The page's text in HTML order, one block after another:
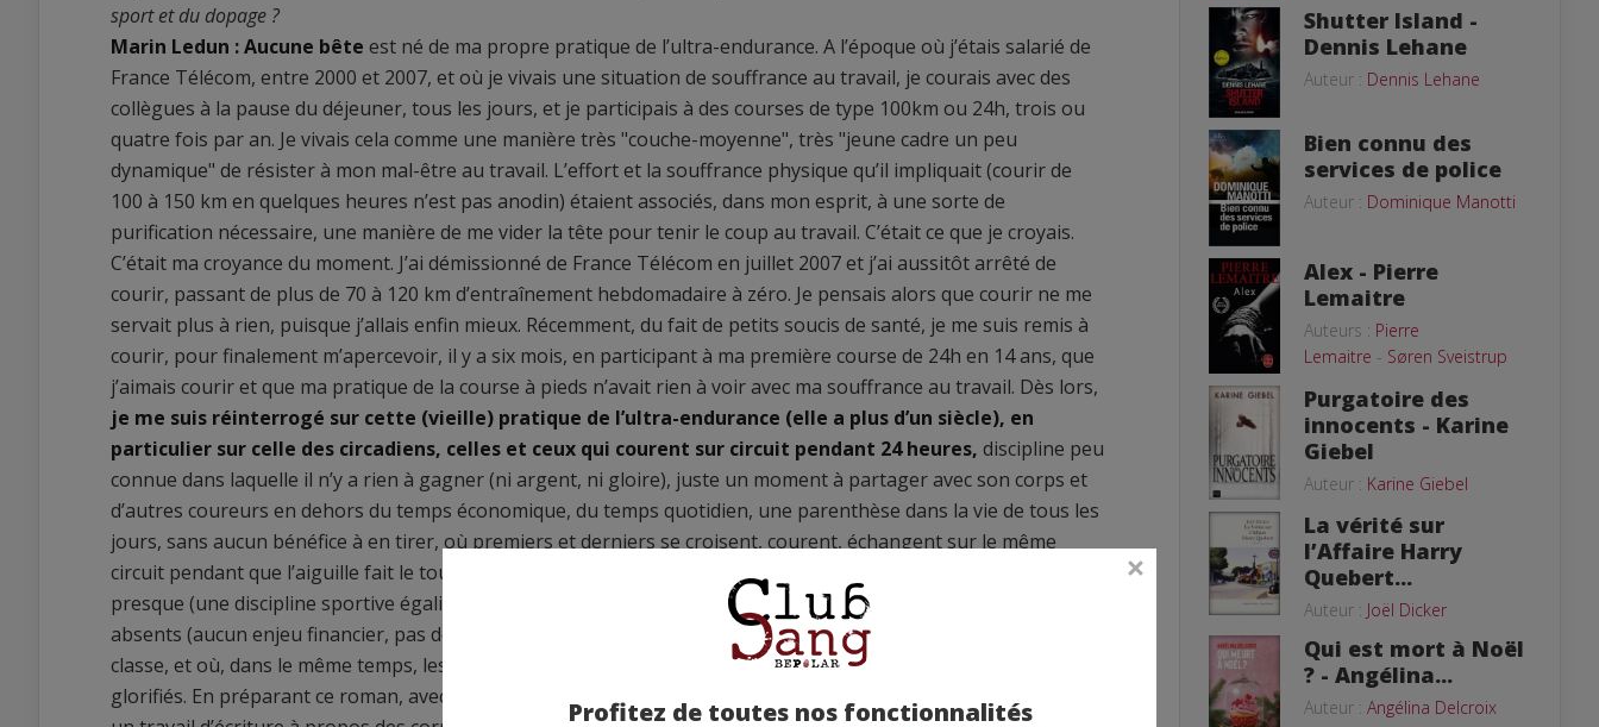
Profitez de toutes nos fonctionnalités
0
0
sport et du dopage ?
Marin Ledun :Aucune bête est né de ma propre pratique de l’ultra-endurance. A l’époque où j’étais salarié de
France Télécom, entre 2000 et 2007, et où je vivais une situation de souffrance au travail, je courais avec des
collègues à la pause du déjeuner, tous les jours, et je participais à des courses de type 100km ou 24h, trois ou
quatre fois par an. Je vivais cela comme une manière très "couche-moyenne", très "jeune cadre un peu
dynamique" de résister à mon mal-être au travail. L’effort et la souffrance physique qu’il impliquait (courir de
100 à 150 km en quelques heures n’est pas anodin) étaient associés, dans mon esprit, à une sorte de
purification nécessaire, une manière de me vider la tête pour tenir le coup au travail. C’était ce que je croyais.
C’était ma croyance du moment. J’ai démissionné de France Télécom en juillet 2007 et j’ai aussitôt arrêté de
courir, passant de plus de 70 à 120 km d’entraînement hebdomadaire à zéro. Je pensais alors que courir ne me
servait plus à rien, puisque j’allais enfin mieux. Récemment, du fait de petits soucis de santé, je me suis remis à
courir, pour finalement m’apercevoir, il y a six mois, en participant à ma première course de 24h en 14 ans, que
j’aimais courir et que ma pratique de la course à pieds n’avait rien à voir avec ma souffrance au travail. Dès lors,
je me suis réinterrogé sur cette (vieille) pratique de l’ultra-endurance (elle a plus d’un siècle), en
particulier sur celle des circadiens, celles et ceux qui courent sur circuit pendant 24 heures, discipline peu
connue dans laquelle il n’y a rien à gagner (ni argent, ni gloire), juste un moment à partager avec son corps et
d’autres coureurs en dehors du temps économique, du temps quotidien, une parenthèse dans la vie de tous les
jours, sans aucun bénéfice à en tirer, où premiers et derniers se croisent, courent, échangent sur le même
circuit pendant que l’aiguille fait le tour de l’horloge, où hommes et femmes ont des résultats similaires ou
presque (une discipline sportive égalitaire, ça existe), où les hurlements du monde marchand sont quasi
absents (aucun enjeu financier, pas de prime à l’arrivée), où la violence de l’effort efface les différences de
classe, et où, dans le même temps, les corps sont malmenés, éprouvés, usés, fatigués et finalement peu
glorifiés. En préparant ce roman, avec la complicité éditoriale de Marc Villard, je me suis finalement orienté sur
Shutter Island -
Dennis Lehane
Auteur : Dennis Lehane
Bien connu des
services de police
Auteur : Dominique Manotti
Alex - Pierre
Lemaitre
Auteurs : Pierre
Lemaitre - Søren Sveistrup
Purgatoire des
innocents - Karine
Giebel
Auteur : Karine Giebel
La vérité sur
l’Affaire Harry
Quebert...
Auteur : Joël Dicker
Qui est mort à Noël
? - Angélina...
Auteur : Angélina Delcroix